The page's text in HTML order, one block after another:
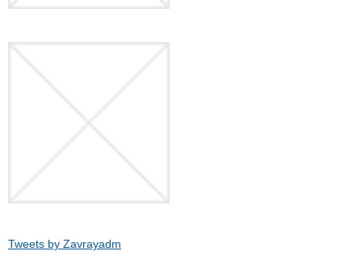
Tweets by Zavrayadm